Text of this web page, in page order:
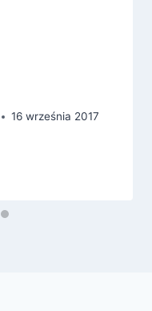
16 września 2017